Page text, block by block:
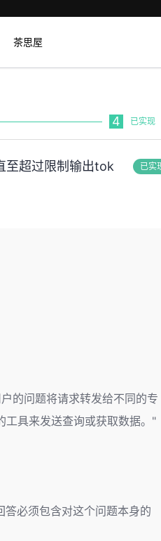
茶思屋
4 已实现
至超过限制输出tok
已实
问题将请求转发给不同的专
工具来发送查询或获取数据。"
须包含对这个问题本身的